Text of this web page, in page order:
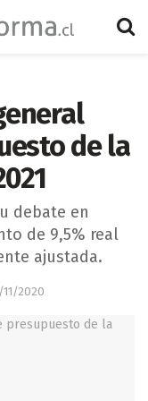
de la
debate en
de 9,5% real
ajustada.
11/2020